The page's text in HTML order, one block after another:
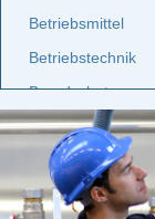
Betriebsmittel
Betriebstechnik
Brandschutz
Elektro
Etiketten
Facility